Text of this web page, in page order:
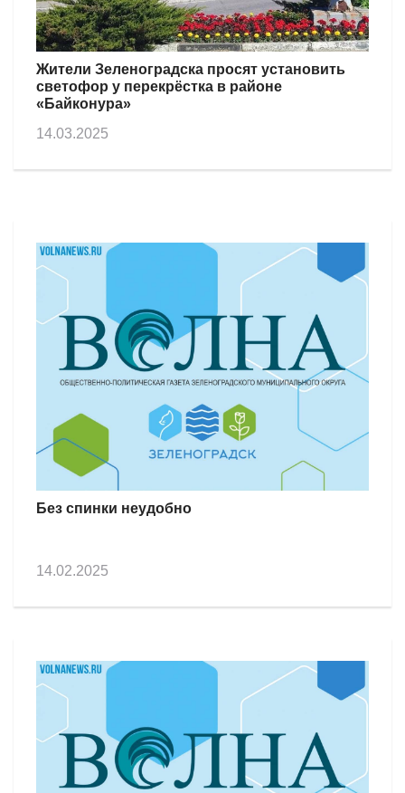
Жители Зеленоградска просят установить
светофор у перекрёстка в районе
«Байконура»
14.03.2025
Без спинки неудобно
14.02.2025